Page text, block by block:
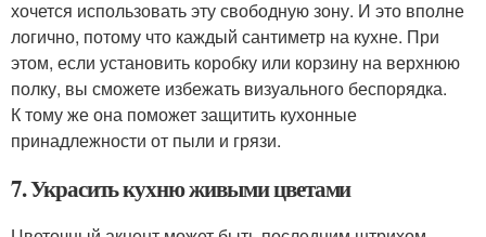
хочется использовать эту свободную зону. И это вполне
логично, потому что каждый сантиметр на кухне. При
этом, если установить коробку или корзину на верхнюю
полку, вы сможете избежать визуального беспорядка.
К тому же она поможет защитить кухонные
принадлежности от пыли и грязи.
7. Украсить кухню живыми цветами